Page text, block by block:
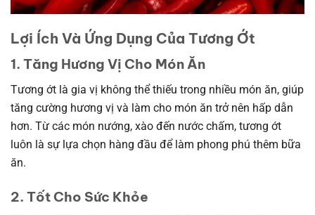
Lợi Ích Và Ứng Dụng Của Tương Ớt
1. Tăng Hương Vị Cho Món Ăn
Tương ớt là gia vị không thể thiếu trong nhiều món ăn, giúp
tăng cường hương vị và làm cho món ăn trở nên hấp dẫn
hơn. Từ các món nướng, xào đến nước chấm, tương ớt
luôn là sự lựa chọn hàng đầu để làm phong phú thêm bữa
ăn.
2. Tốt Cho Sức Khỏe